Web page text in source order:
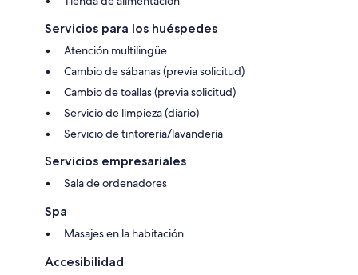
Servicios para los huéspedes
Atención multilingüe
Cambio de sábanas (previa solicitud)
Cambio de toallas (previa solicitud)
Servicio de limpieza (diario)
Servicio de tintorería/lavandería
Servicios empresariales
Sala de ordenadores
Spa
Masajes en la habitación
Accesibilidad